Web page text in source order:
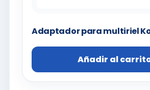
Adaptador para multiriel
Añadir al